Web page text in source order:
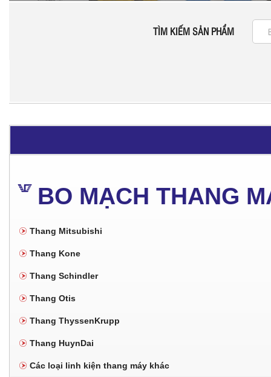
TÌM KIẾM SẢN PHẨM
BO MẠCH THANG
Thang Mitsubishi
Thang Kone
Thang Schindler
Thang Otis
Thang ThyssenKrupp
Thang HuynDai
Các loại linh kiện thang máy khác